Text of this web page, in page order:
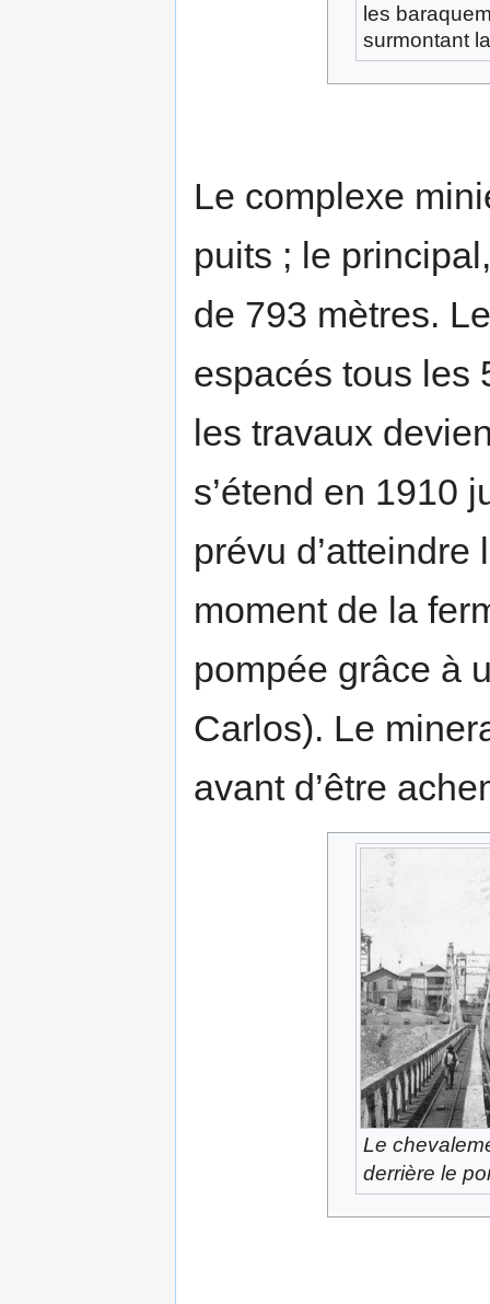
les
surmontant
Le complexe
puits ; le
de 793 mètres.
espacés tous les
les travaux
s’étend en 1910
prévu d’atteindre
moment de la
pompée grâce à
Carlos). Le
avant d’être
Le
derrière le